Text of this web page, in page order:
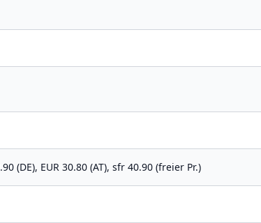
(DE), EUR 30.80 (AT), sfr 40.90 (freier Pr.)